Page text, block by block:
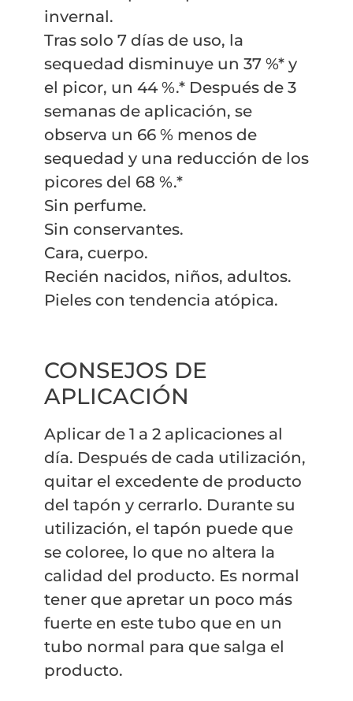
invernal.
Tras solo 7 días de uso, la
sequedad disminuye un 37 %* y
el picor, un 44 %.* Después de 3
semanas de aplicación, se
observa un 66 % menos de
sequedad y una reducción de los
picores del 68 %.*
Sin perfume.
Sin conservantes.
Cara, cuerpo.
Recién nacidos, niños, adultos.
Pieles con tendencia atópica.
CONSEJOS DE
APLICACIÓN
Aplicar de 1 a 2 aplicaciones al
día. Después de cada utilización,
quitar el excedente de producto
del tapón y cerrarlo. Durante su
utilización, el tapón puede que
se coloree, lo que no altera la
calidad del producto. Es normal
tener que apretar un poco más
fuerte en este tubo que en un
tubo normal para que salga el
producto.